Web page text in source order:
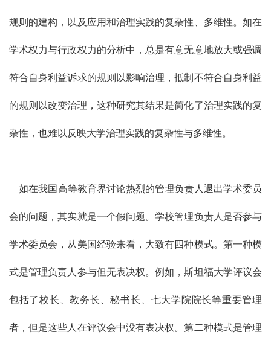
规则的建构，以及应用和治理实践的复杂性、多维性。如在
学术权力与行政权力的分析中，总是有意无意地放大或强调
符合自身利益诉求的规则以影响治理，抵制不符合自身利益
的规则以改变治理，这种研究其结果是简化了治理实践的复
杂性，也难以反映大学治理实践的复杂性与多维性。
如在我国高等教育界讨论热烈的管理负责人退出学术委员
会的问题，其实就是一个假问题。学校管理负责人是否参与
学术委员会，从美国经验来看，大致有四种模式。第一种模
式是管理负责人参与但无表决权。例如，斯坦福大学评议会
包括了校长、教务长、秘书长、七大学院院长等重要管理
者，但是这些人在评议会中没有表决权。第二种模式是管理